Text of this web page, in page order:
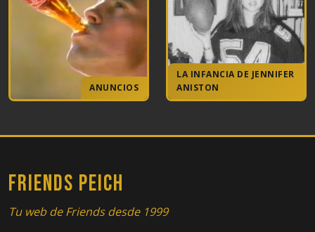
ANUNCIOS
LA INFANCIA DE JENNIFER
ANISTON
FRIENDS PEICH
Tu web de Friends desde 1999